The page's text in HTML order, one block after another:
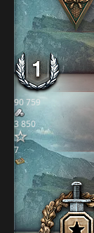
90 759
3 850
7